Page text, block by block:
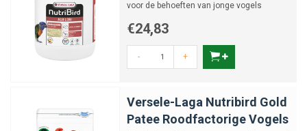
voor de behoeften van jonge vogels
€24,83
- +
Versele-Laga Nutribird Gold
Patee Roodfactorige Vogels